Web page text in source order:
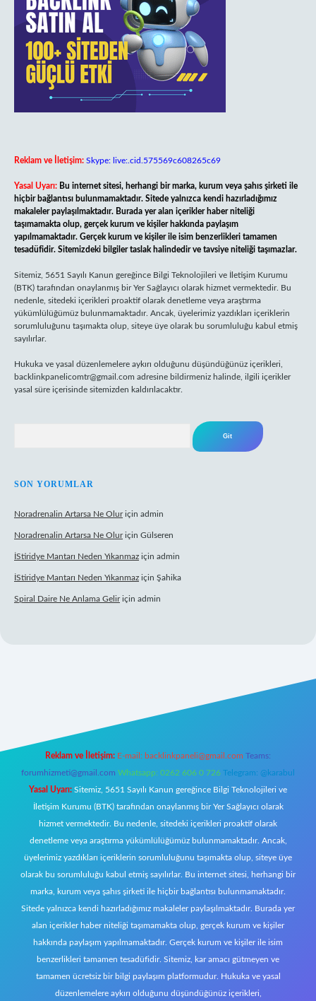
Reklam ve İletişim: Skype: live:.cid.575569c608265c69
Yasal Uyarı: Bu internet sitesi, herhangi bir marka, kurum veya şahıs şirketi ile
hiçbir bağlantısı bulunmamaktadır. Sitede yalnızca kendi hazırladığımız
makaleler paylaşılmaktadır. Burada yer alan içerikler haber niteliği
taşımamakta olup, gerçek kurum ve kişiler hakkında paylaşım
yapılmamaktadır. Gerçek kurum ve kişiler ile isim benzerlikleri tamamen
tesadüfidir. Sitemizdeki bilgiler taslak halindedir ve tavsiye niteliği taşımazlar.
Sitemiz, 5651 Sayılı Kanun gereğince Bilgi Teknolojileri ve İletişim Kurumu
(BTK) tarafından onaylanmış bir Yer Sağlayıcı olarak hizmet vermektedir. Bu
nedenle, sitedeki içerikleri proaktif olarak denetleme veya araştırma
yükümlülüğümüz bulunmamaktadır. Ancak, üyelerimiz yazdıkları içeriklerin
sorumluluğunu taşımakta olup, siteye üye olarak bu sorumluluğu kabul etmiş
sayılırlar.
Hukuka ve yasal düzenlemelere aykırı olduğunu düşündüğünüz içerikleri,
backlinkpanelicomtr@gmail.com adresine bildirmeniz halinde, ilgili içerikler
yasal süre içerisinde sitemizden kaldırılacaktır.
SON YORUMLAR
Noradrenalin Artarsa Ne Oluriçin admin
Noradrenalin Artarsa Ne Oluriçin Gülseren
İStiridye Mantarı Neden Yıkanmaz için admin
İStiridye Mantarı Neden Yıkanmaz için Şahika
Spiral Daire Ne Anlama Geliriçin admin
Reklam ve İletişim: E-mail: backlinkpaneli@gmail.com Teams:
forumhizmeti@gmail.com Whatsapp: 0262 606 0 726 Telegram: @karabul
Yasal Uyarı: Sitemiz, 5651 Sayılı Kanun gereğince Bilgi Teknolojileri ve
İletişim Kurumu (BTK) tarafından onaylanmış bir Yer Sağlayıcı olarak
hizmet vermektedir. Bu nedenle, sitedeki içerikleri proaktif olarak
denetleme veya araştırma yükümlülüğümüz bulunmamaktadır. Ancak,
üyelerimiz yazdıkları içeriklerin sorumluluğunu taşımakta olup, siteye üye
olarak bu sorumluluğu kabul etmiş sayılırlar. Bu internet sitesi, herhangi bir
marka, kurum veya şahıs şirketi ile hiçbir bağlantısı bulunmamaktadır.
Sitede yalnızca kendi hazırladığımız makaleler paylaşılmaktadır. Burada yer
alan içerikler haber niteliği taşımamakta olup, gerçek kurum ve kişiler
hakkında paylaşım yapılmamaktadır. Gerçek kurum ve kişiler ile isim
benzerlikleri tamamen tesadüfidir. Sitemiz, kar amacı gütmeyen ve
tamamen ücretsiz bir bilgi paylaşım platformudur. Hukuka ve yasal
düzenlemelere aykırı olduğunu düşündüğünüz içerikleri,